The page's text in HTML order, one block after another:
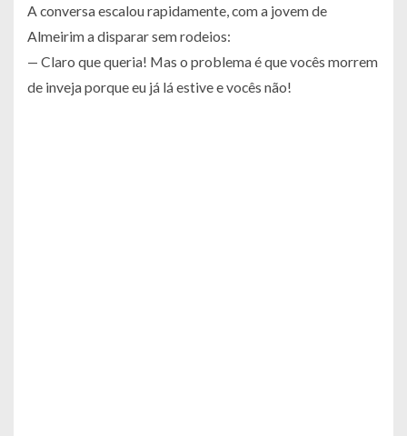
A conversa escalou rapidamente, com a jovem de
Almeirim a disparar sem rodeios:
— Claro que queria! Mas o problema é que vocês morrem
de inveja porque eu já lá estive e vocês não!